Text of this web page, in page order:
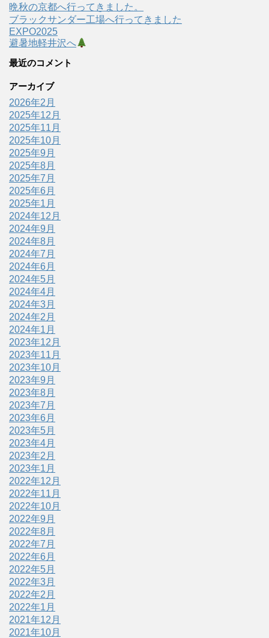
晩秋の京都へ行ってきました。
ブラックサンダー工場へ行ってきました
EXPO2025
避暑地軽井沢へ
最近のコメント
アーカイブ
2026年2月
2025年12月
2025年11月
2025年10月
2025年9月
2025年8月
2025年7月
2025年6月
2025年1月
2024年12月
2024年9月
2024年8月
2024年7月
2024年6月
2024年5月
2024年4月
2024年3月
2024年2月
2024年1月
2023年12月
2023年11月
2023年10月
2023年9月
2023年8月
2023年7月
2023年6月
2023年5月
2023年4月
2023年2月
2023年1月
2022年12月
2022年11月
2022年10月
2022年9月
2022年8月
2022年7月
2022年6月
2022年5月
2022年3月
2022年2月
2022年1月
2021年12月
2021年10月